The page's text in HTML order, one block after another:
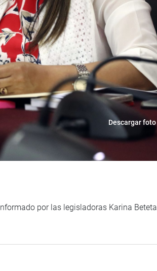
Descargar foto
por las legisladoras Karina Beteta